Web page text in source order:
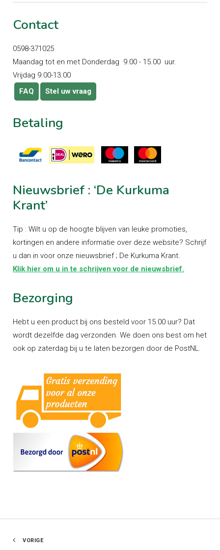
Contact
0598-371025
Maandag tot en met Donderdag 9.00 - 15.00 uur.
Vrijdag 9.00-13.00
FAQ
Stel uw vraag
Betaling
Nieuwsbrief : ‘De Kurkuma
Krant’
Tip : Wilt u op de hoogte blijven van leuke promoties,
kortingen en andere informatie over deze website? Schrijf
u dan in voor onze nieuwsbrief ; De Kurkuma Krant.
Klik hier om u in te schrijven voor de nieuwsbrief.
Bezorging
Hebt u een product bij ons besteld voor 15.00 uur? Dat
wordt dezelfde dag verzonden. We doen ons best om het
ook op zaterdag bij u te laten bezorgen door de PostNL.
VORIGE